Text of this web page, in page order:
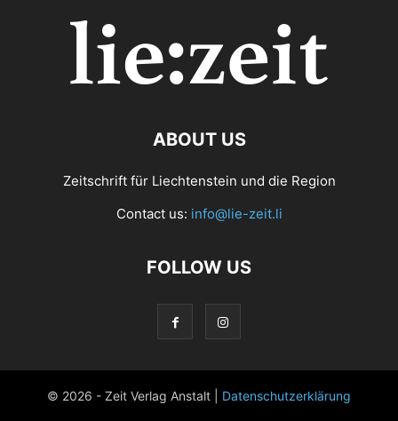
ABOUT US
Zeitschrift für Liechtenstein und die Region
Contact us: info@lie-zeit.li
FOLLOW US
© 2026 - Zeit Verlag Anstalt | Datenschutzerklärung